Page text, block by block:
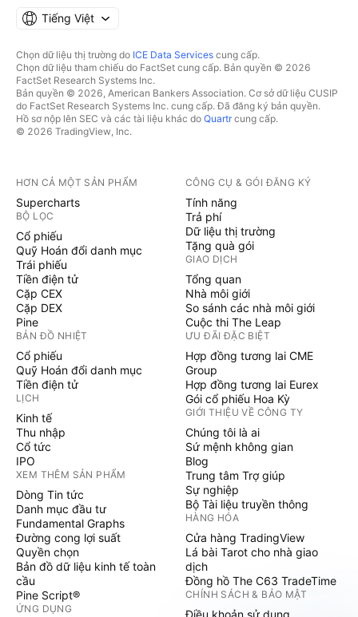
Tiếng Việt
Chọn dữ liệu thị trường do ICE Data Services cung cấp.
Chọn dữ liệu tham chiếu do FactSet cung cấp. Bản quyền © 2026
FactSet Research Systems Inc.
Bản quyền © 2026, American Bankers Association. Cơ sở dữ liệu CUSIP
do FactSet Research Systems Inc. cung cấp. Đã đăng ký bản quyền.
Hồ sơ nộp lên SEC và các tài liệu khác do Quartrcung cấp.
© 2026 TradingView, Inc.
HƠN CẢ MỘT SẢN PHẨM
Supercharts
BỘ LỌC
Cổ phiếu
Quỹ Hoán đổi danh mục
Trái phiếu
Tiền điện tử
Cặp CEX
Cặp DEX
Pine
BẢN ĐỒ NHIỆT
Cổ phiếu
Quỹ Hoán đổi danh mục
Tiền điện tử
LỊCH
Kinh tế
Thu nhập
Cổ tức
IPO
XEM THÊM SẢN PHẨM
Dòng Tin tức
Danh mục đầu tư
Fundamental Graphs
Đường cong lợi suất
Quyền chọn
Bản đồ dữ liệu kinh tế toàn
cầu
Pine Script®
ỨNG DỤNG
CÔNG CỤ & GÓI ĐĂNG KÝ
Tính năng
Trả phí
Dữ liệu thị trường
Tặng quà gói
GIAO DỊCH
Tổng quan
Nhà môi giới
So sánh các nhà môi giới
Cuộc thi The Leap
ƯU ĐÃI ĐẶC BIỆT
Hợp đồng tương lai CME
Group
Hợp đồng tương lai Eurex
Gói cổ phiếu Hoa Kỳ
GIỚI THIỆU VỀ CÔNG TY
Chúng tôi là ai
Sứ mệnh không gian
Blog
Trung tâm Trợ giúp
Sự nghiệp
Bộ Tài liệu truyền thông
HÀNG HÓA
Cửa hàng TradingView
Lá bài Tarot cho nhà giao
dịch
Đồng hồ The C63 TradeTime
CHÍNH SÁCH & BẢO MẬT
Điều khoản sử dụng